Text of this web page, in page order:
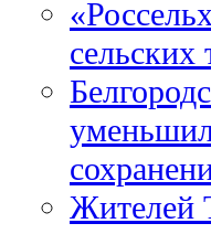
сельских
Жителей